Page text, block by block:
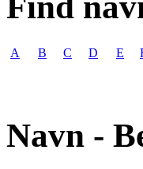
A B C D E
Navn -